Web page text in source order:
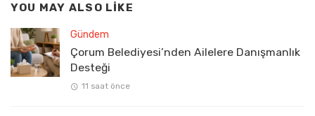
YOU MAY ALSO LIKE
Gündem
Çorum Belediyesi’nden Ailelere Danışmanlık
Desteği
11 saat önce